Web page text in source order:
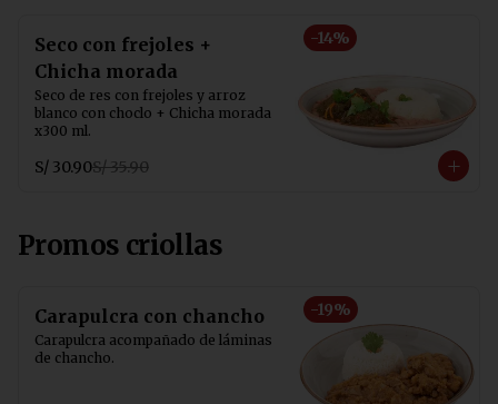
-14%
Seco con frejoles +
Chicha morada
Seco de res con frejoles y arroz
blanco con choclo + Chicha morada
x300 ml.
S/ 30.90S/ 35.90
Promos criollas
-19%
Carapulcra con chancho
Carapulcra acompañado de láminas
de chancho.